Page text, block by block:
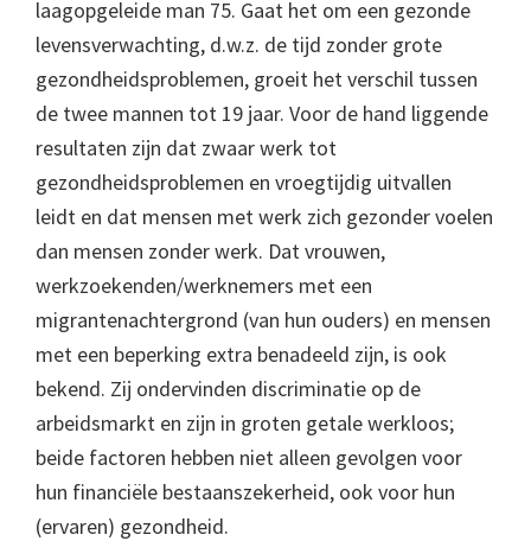
laagopgeleide man 75. Gaat het om een gezonde
levensverwachting, d.w.z. de tijd zonder grote
gezondheidsproblemen, groeit het verschil tussen
de twee mannen tot 19 jaar. Voor de hand liggende
resultaten zijn dat zwaar werk tot
gezondheidsproblemen en vroegtijdig uitvallen
leidt en dat mensen met werk zich gezonder voelen
dan mensen zonder werk. Dat vrouwen,
werkzoekenden/werknemers met een
migrantenachtergrond (van hun ouders) en mensen
met een beperking extra benadeeld zijn, is ook
bekend. Zij ondervinden discriminatie op de
arbeidsmarkt en zijn in groten getale werkloos;
beide factoren hebben niet alleen gevolgen voor
hun financiële bestaanszekerheid, ook voor hun
(ervaren) gezondheid.